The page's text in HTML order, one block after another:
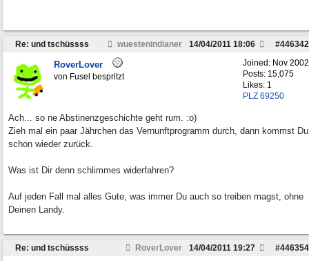
Re: und tschüssss wuestenindianer #446342
14/04/2011 18:06
Joined: Nov 2002
Posts: 15,075
Likes: 1
PLZ 69250
RoverLover
von Fusel bespritzt
Ach... so ne Abstinenzgeschichte geht rum. :o)
Zieh mal ein paar Jährchen das Vernunftprogramm durch, dann kommst Du
schon wieder zurück.
Was ist Dir denn schlimmes widerfahren?
Auf jeden Fall mal alles Gute, was immer Du auch so treiben magst, ohne
Deinen Landy.
Re: und tschüssss RoverLover #446354
14/04/2011 19:27